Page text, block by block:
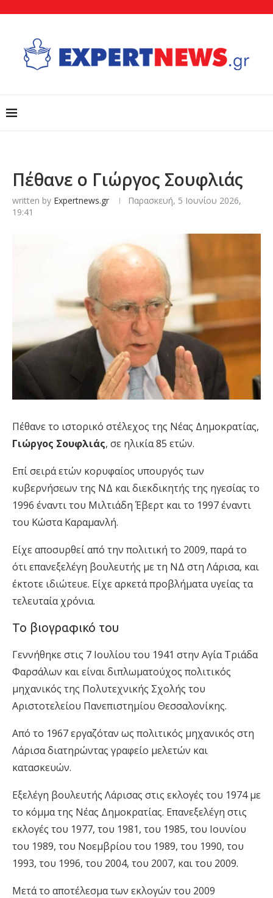
Πέθανε ο Γιώργος Σουφλιάς
written by Expertnews.gr
Παρασκευή, 5 Ιουνίου 2026,
19:41
Πέθανε το ιστορικό στέλεχος της Νέας Δημοκρατίας,
Γιώργος Σουφλιάς, σε ηλικία 85 ετών.
Επί σειρά ετών κορυφαίος υπουργός των
κυβερνήσεων της ΝΔ και διεκδικητής της ηγεσίας το
1996 έναντι του Μιλτιάδη Έβερτ και το 1997 έναντι
του Κώστα Καραμανλή.
Είχε αποσυρθεί από την πολιτική το 2009, παρά το
ότι επανεξελέγη βουλευτής με τη ΝΔ στη Λάρισα, και
έκτοτε ιδιώτευε. Είχε αρκετά προβλήματα υγείας τα
τελευταία χρόνια.
Το βιογραφικό του
Γεννήθηκε στις 7 Ιουλίου του 1941 στην Αγία Τριάδα
Φαρσάλων και είναι διπλωματούχος πολιτικός
μηχανικός της Πολυτεχνικής Σχολής του
Αριστοτελείου Πανεπιστημίου Θεσσαλονίκης.
Από το 1967 εργαζόταν ως πολιτικός μηχανικός στη
Λάρισα διατηρώντας γραφείο μελετών και
κατασκευών.
Εξελέγη βουλευτής Λάρισας στις εκλογές του 1974 με
το κόμμα της Νέας Δημοκρατίας. Επανεξελέγη στις
εκλογές του 1977, του 1981, του 1985, του Ιουνίου
του 1989, του Νοεμβρίου του 1989, του 1990, του
1993, του 1996, του 2004, του 2007, και του 2009.
Μετά το αποτέλεσμα των εκλογών του 2009